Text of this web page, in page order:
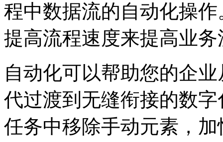
程中数据流的自动化操
提高流程速度来提高业
自动化可以帮助您的企
代过渡到无缝衔接的数
任务中移除手动元素，